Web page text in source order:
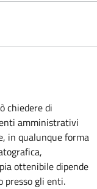
chiedere di
amministrativi
in qualunque forma
ottenibile dipende
gli enti.